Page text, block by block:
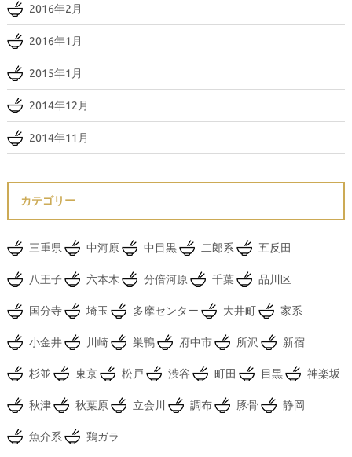
2016年2月
2016年1月
2015年1月
2014年12月
2014年11月
カテゴリー
三重県 中河原 中目黒 二郎系 五反田
八王子 六本木 分倍河原 千葉 品川区
国分寺 埼玉 多摩センター 大井町 家系
小金井 川崎 巣鴨 府中市 所沢 新宿
杉並 東京 松戸 渋谷 町田 目黒 神楽坂
秋津 秋葉原 立会川 調布 豚骨 静岡
魚介系 鶏ガラ